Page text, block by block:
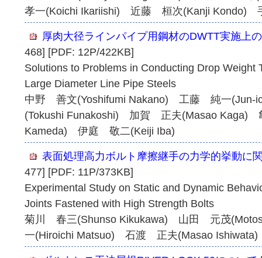
孝一(Koichi Ikariishi) 近藤 桓次(Kanji Kondo)
厚肉大径ラインパイプ用鋼材のDWTT実施上
468] [PDF: 12P/422KB]
Solutions to Problems in Conducting Drop Weight
Large Diameter Line Pipe Steels
中野 善文(Yoshifumi Nakano) 工藤 純一
(Tokushi Funakoshi) 加賀 正夫(Masao Kaga)
Kameda) 伊庭 敬二(Keiji Iba)
表面処理高力ボルト摩擦継手の力学的挙動に
477] [PDF: 11P/373KB]
Experimental Study on Static and Dynamic
Joints Fastened with High Strength Bolts
菊川 春三(Shunso Kikukawa) 山田 元茂
一(Hiroichi Matsuo) 石渡 正夫(Masao Ishiwata)